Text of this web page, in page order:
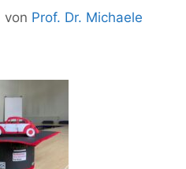
von Prof. Dr. Michaele